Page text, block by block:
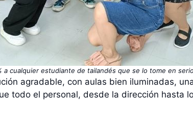
a cualquier estudiante de tailandés que se lo tome en
agradable, con aulas bien iluminadas,
todo el personal, desde la dirección hasta